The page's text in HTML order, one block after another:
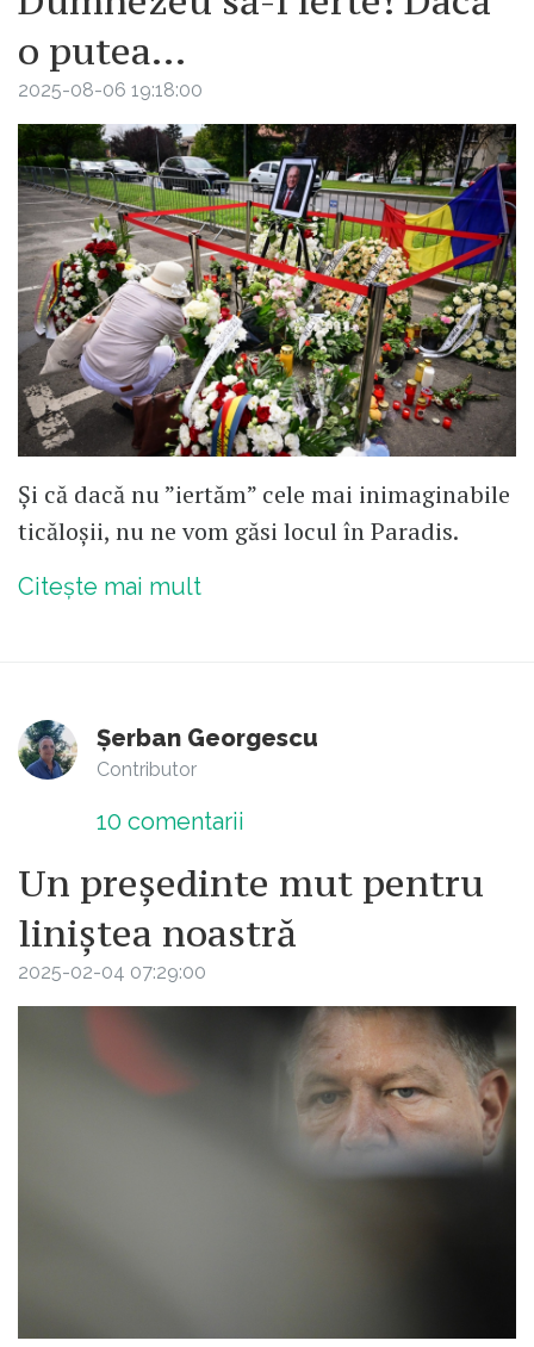
o putea...
2025-08-06 19:18:00
Și că dacă nu ”iertăm” cele mai inimaginabile
ticăloșii, nu ne vom găsi locul în Paradis.
Citește mai mult
Șerban Georgescu
Contributor
10 comentarii
Un președinte mut pentru
liniștea noastră
2025-02-04 07:29:00